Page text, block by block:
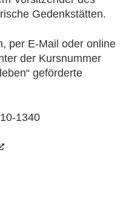
Gedenkstätten.
per E-Mail oder online
der Kursnummer
geförderte
1340